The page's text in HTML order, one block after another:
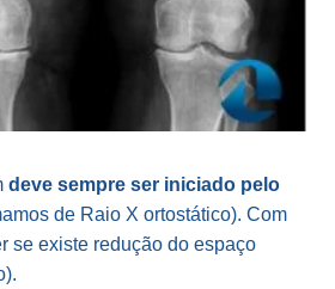
deve sempre ser iniciado pelo
de Raio X ortostático). Com
se existe redução do espaço